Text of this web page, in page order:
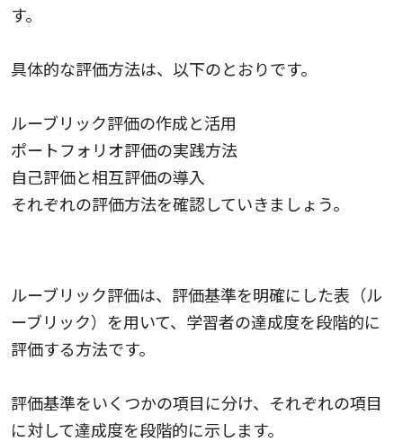
す。
具体的な評価方法は、以下のとおりです。
ルーブリック評価の作成と活用
ポートフォリオ評価の実践方法
自己評価と相互評価の導入
それぞれの評価方法を確認していきましょう。
ルーブリック評価は、評価基準を明確にした表（ル
ーブリック）を用いて、学習者の達成度を段階的に
評価する方法です。
評価基準をいくつかの項目に分け、それぞれの項目
に対して達成度を段階的に示します。